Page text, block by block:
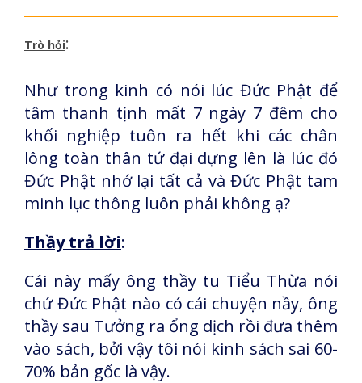
Trò hỏi:
Như trong kinh có nói lúc Đức Phật để
tâm thanh tịnh mất 7 ngày 7 đêm cho
khối nghiệp tuôn ra hết khi các chân
lông toàn thân tứ đại dựng lên là lúc đó
Đức Phật nhớ lại tất cả và Đức Phật tam
minh lục thông luôn phải không ạ?
Thầy trả lời:
Cái này mấy ông thầy tu Tiểu Thừa nói
chứ Đức Phật nào có cái chuyện nầy, ông
thầy sau Tưởng ra ổng dịch rồi đưa thêm
vào sách, bởi vậy tôi nói kinh sách sai 60-
70% bản gốc là vậy.